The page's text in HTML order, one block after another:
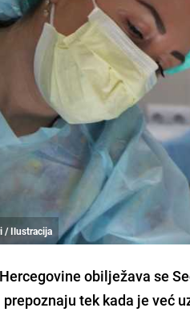
/ Ilustracija
obilježava se
tek kada je već